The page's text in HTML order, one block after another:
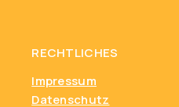
RECHTLICHES
Impressum
Datenschutz